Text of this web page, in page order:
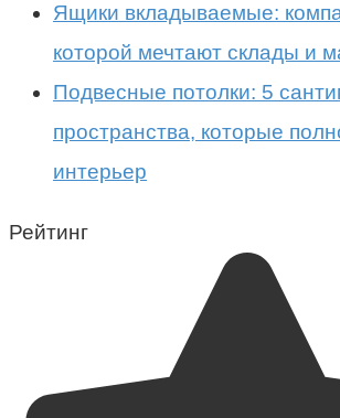
Ящики вкладываемые:
которой мечтают склады и
Подвесные потолки: 5
пространства, которые
интерьер
Рейтинг